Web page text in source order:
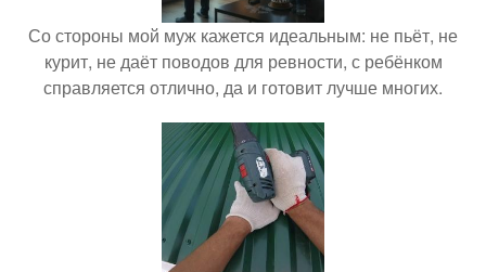
Со стороны мой муж кажется идеальным: не пьёт, не
курит, не даёт поводов для ревности, с ребёнком
справляется отлично, да и готовит лучше многих.